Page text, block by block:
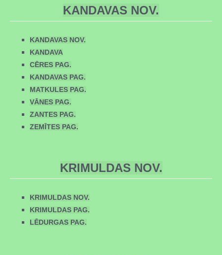
KANDAVAS NOV.
KANDAVAS NOV.
KANDAVA
CĒRES PAG.
KANDAVAS PAG.
MATKULES PAG.
VĀNES PAG.
ZANTES PAG.
ZEMĪTES PAG.
KRIMULDAS NOV.
KRIMULDAS NOV.
KRIMULDAS PAG.
LĒDURGAS PAG.